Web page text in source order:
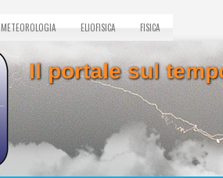
METEOROLOGIA ELIOFISICA FISICA
Il portale sul